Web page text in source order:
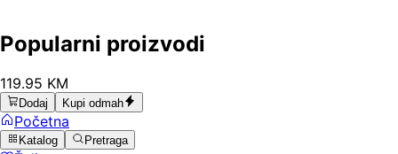
Popularni proizvodi
119.95 KM
Dodaj Kupi odmah
Početna
Katalog Pretraga